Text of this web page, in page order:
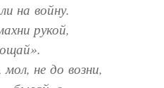
на войну.
рукой,
мол, не до возни,